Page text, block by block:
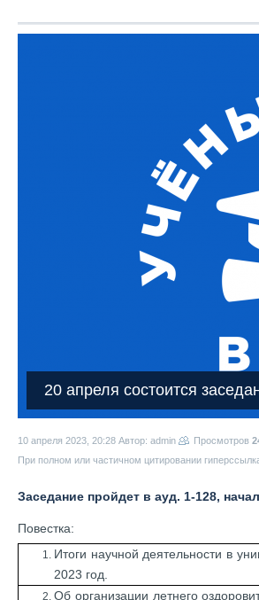
20 апреля состоится
10 апреля 2023, 20:28 Автор: admin Просмотров
При полном или частичном цитировании
Заседание пройдет в ауд. 1-128,
Повестка:
Итоги научной деятельности в
2023 год.
Об организации летнего